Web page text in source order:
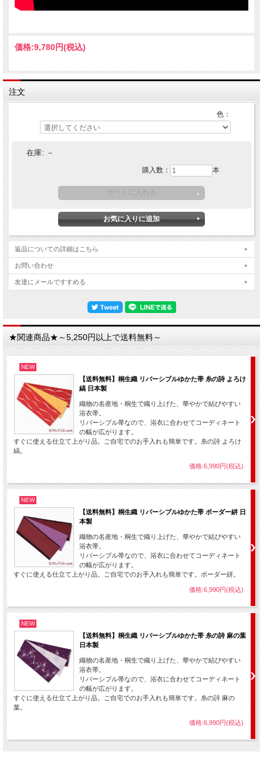
価格:9,780円(税込)
注文
色：
在庫: －
購入数： 本
返品についての詳細はこちら
お問い合わせ
友達にメールですすめる
★関連商品★～5,250円以上で送料無料～
NEW
【送料無料】桐生織 リバーシブルゆかた帯 糸の詩 よろけ
縞 日本製
織物の名産地・桐生で織り上げた、華やかで結びやすい
浴衣帯。
リバーシブル帯なので、浴衣に合わせてコーディネート
の幅が広がります。
すぐに使える仕立て上がり品。ご自宅でのお手入れも簡単です。糸の詩 よろけ
縞。
価格:6,990円(税込)
NEW
【送料無料】桐生織 リバーシブルゆかた帯 ボーダー絣 日
本製
織物の名産地・桐生で織り上げた、華やかで結びやすい
浴衣帯。
リバーシブル帯なので、浴衣に合わせてコーディネート
の幅が広がります。
すぐに使える仕立て上がり品。ご自宅でのお手入れも簡単です。ボーダー絣。
価格:6,990円(税込)
NEW
【送料無料】桐生織 リバーシブルゆかた帯 糸の詩 麻の葉
日本製
織物の名産地・桐生で織り上げた、華やかで結びやすい
浴衣帯。
リバーシブル帯なので、浴衣に合わせてコーディネート
の幅が広がります。
すぐに使える仕立て上がり品。ご自宅でのお手入れも簡単です。糸の詩 麻の
葉。
価格:6,990円(税込)